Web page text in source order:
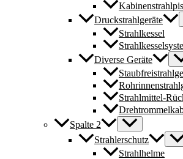
Druckstrahlgeräte
Strahlkessel
Diverse Geräte
Strahlmittel-
Spalte 2
Strahlerschutz
Strahlhelme